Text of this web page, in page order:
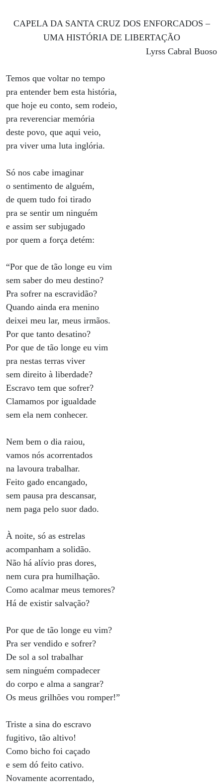
CAPELA DA SANTA CRUZ DOS ENFORCADOS –
UMA HISTÓRIA DE LIBERTAÇÃO
Lyrss Cabral Buoso
Temos que voltar no tempo
pra entender bem esta história,
que hoje eu conto, sem rodeio,
pra reverenciar memória
deste povo, que aqui veio,
pra viver uma luta inglória.
Só nos cabe imaginar
o sentimento de alguém,
de quem tudo foi tirado
pra se sentir um ninguém
e assim ser subjugado
por quem a força detém:
“Por que de tão longe eu vim
sem saber do meu destino?
Pra sofrer na escravidão?
Quando ainda era menino
deixei meu lar, meus irmãos.
Por que tanto desatino?
Por que de tão longe eu vim
pra nestas terras viver
sem direito à liberdade?
Escravo tem que sofrer?
Clamamos por igualdade
sem ela nem conhecer.
Nem bem o dia raiou,
vamos nós acorrentados
na lavoura trabalhar.
Feito gado encangado,
sem pausa pra descansar,
nem paga pelo suor dado.
À noite, só as estrelas
acompanham a solidão.
Não há alívio pras dores,
nem cura pra humilhação.
Como acalmar meus temores?
Há de existir salvação?
Por que de tão longe eu vim?
Pra ser vendido e sofrer?
De sol a sol trabalhar
sem ninguém compadecer
do corpo e alma a sangrar?
Os meus grilhões vou romper!”
Triste a sina do escravo
fugitivo, tão altivo!
Como bicho foi caçado
e sem dó feito cativo.
Novamente acorrentado,